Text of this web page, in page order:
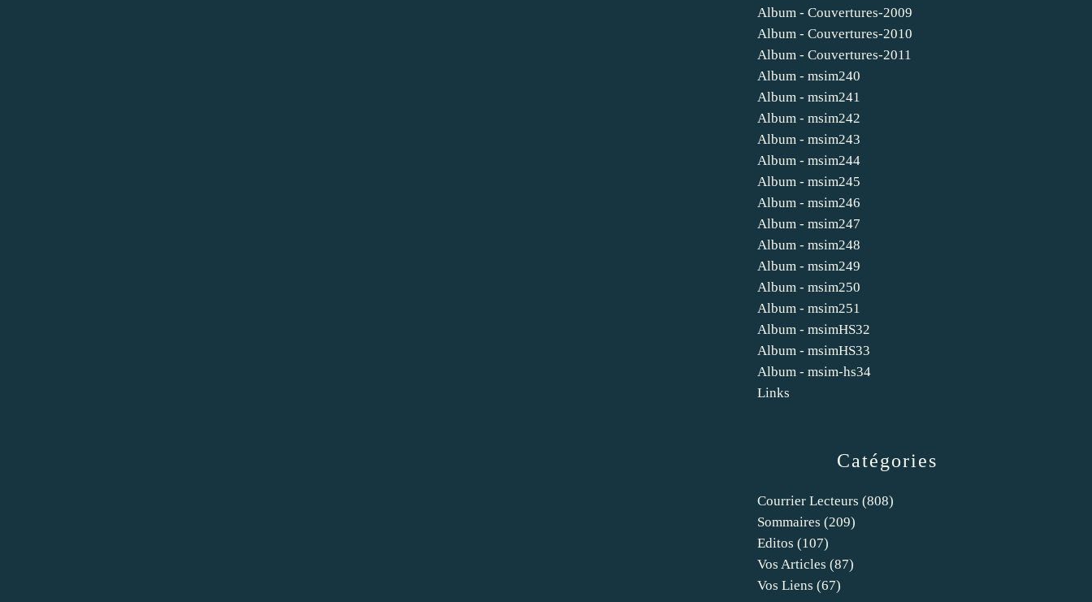
Catégories
Courrier Lecteurs (808)
Sommaires (209)
Editos (107)
Vos Articles (87)
Vos Liens (67)
Album - Couvertures-2009
Album - Couvertures-2010
Album - Couvertures-2011
Album - msim240
Album - msim241
Album - msim242
Album - msim243
Album - msim244
Album - msim245
Album - msim246
Album - msim247
Album - msim248
Album - msim249
Album - msim250
Album - msim251
Album - msimHS32
Album - msimHS33
Album - msim-hs34
Links